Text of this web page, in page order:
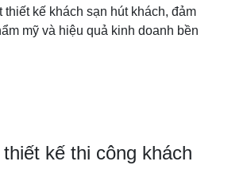
thiết kế khách sạn hút khách, đảm
mỹ và hiệu quả kinh doanh bền
thiết kế thi công khách